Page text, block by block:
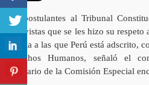
Los postulantes al Tribunal
entrevistas que se les hizo su respeto
justicia a las que Perú está adscrito,
Derechos Humanos, señaló el
secretario de la Comisión Especial